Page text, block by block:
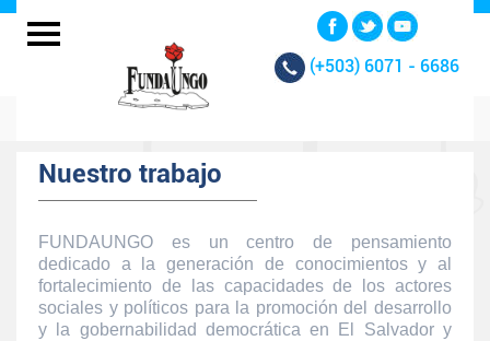
(+503) 6071 - 6686
Nuestro trabajo
FUNDAUNGO es un centro de pensamiento
dedicado a la generación de conocimientos y al
fortalecimiento de las capacidades de los actores
sociales y políticos para la promoción del desarrollo
y la gobernabilidad democrática en El Salvador y